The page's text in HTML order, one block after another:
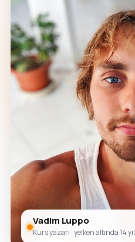
Vadim Luppo
Kurs yazarı · yelken altında 14 yıl